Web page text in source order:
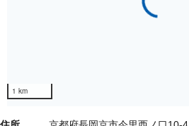
1 km